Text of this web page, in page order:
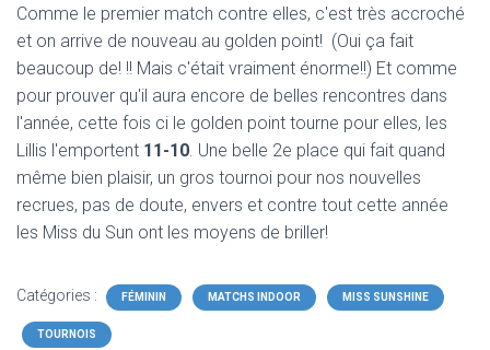
Comme le premier match contre elles, c'est très accroché
et on arrive de nouveau au golden point! (Oui ça fait
beaucoup de! !! Mais c'était vraiment énorme!!) Et comme
pour prouver qu'il aura encore de belles rencontres dans
l'année, cette fois ci le golden point tourne pour elles, les
Lillis l'emportent 11-10. Une belle 2e place qui fait quand
même bien plaisir, un gros tournoi pour nos nouvelles
recrues, pas de doute, envers et contre tout cette année
les Miss du Sun ont les moyens de briller!
Catégories : FÉMININ MATCHS INDOOR MISS SUNSHINE
TOURNOIS